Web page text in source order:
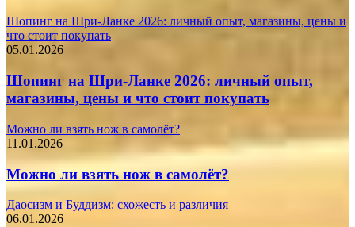
Шопинг на Шри-Ланке 2026: личный опыт, магазины, цены и
что стоит покупать
05.01.2026
Шопинг на Шри-Ланке 2026: личный опыт,
магазины, цены и что стоит покупать
Можно ли взять нож в самолёт?
11.01.2026
Можно ли взять нож в самолёт?
Даосизм и Буддизм: схожесть и различия
06.01.2026